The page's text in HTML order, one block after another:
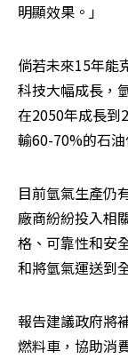
明顯效果。」
倘若未來15年能
科技大幅成長，
在2050年成長到
輸60-70%的石油
目前氫氣生產仍
廠商紛紛投入相
格、可靠性和安
和將氫氣運送到
報告建議政府將
燃料車，協助消